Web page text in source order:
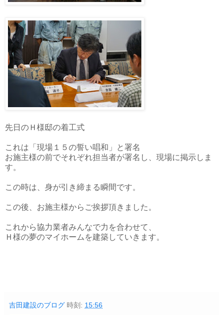
先日のＨ様邸の着工式
これは「現場１５の誓い唱和」と署名
お施主様の前でそれぞれ担当者が署名し、現場に掲示しま
す。
この時は、身が引き締まる瞬間です。
この後、お施主様からご挨拶頂きました。
これから協力業者みんなで力を合わせて、
Ｈ様の夢のマイホームを建築していきます。
吉田建設のブログ 時刻: 15:56